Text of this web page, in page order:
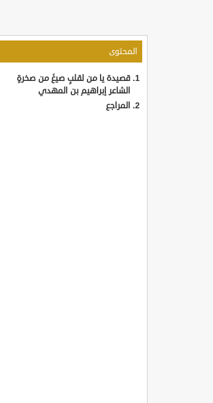
المحتوى
قصيدة يا من لقلبٍ صيغَ من صخرةٍ
الشاعر إبراهيم بن المهدي
المراجع